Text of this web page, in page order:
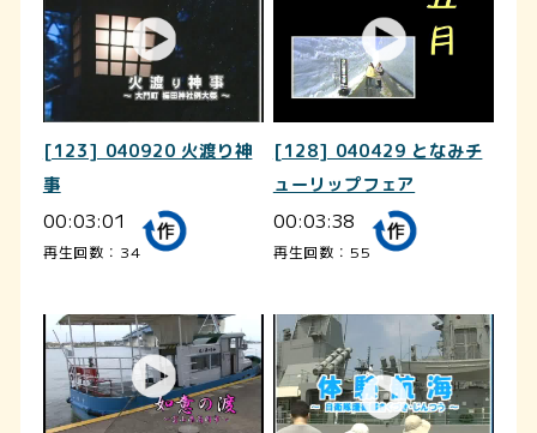
[123] 040920 火渡り神
事
00:03:01
再生回数：34
[128] 040429 となみチ
ューリップフェア
00:03:38
再生回数：55